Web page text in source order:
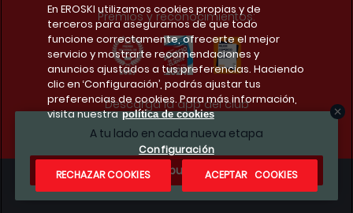
A tu lado en cada nueva etapa
¿Te apuntas?
Premios y reconocimientos:
Descarga la app del club
Condiciones legales
En EROSKI utilizamos cookies propias y de
terceros para asegurarnos de que todo
funcione correctamente, ofrecerte el mejor
servicio y mostrarte recomendaciones y
anuncios ajustados a tus preferencias. Haciendo
clic en ‘Configuración’, podrás ajustar tus
preferencias de cookies. Para más información,
visita nuestra política de cookies
Configuración
RECHAZAR COOKIES
ACEPTAR COOKIES